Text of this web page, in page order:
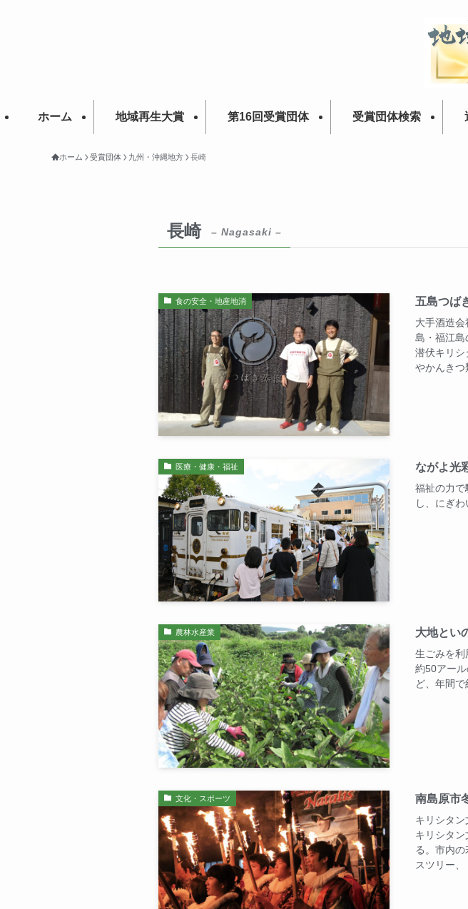
ホーム 地域再生大賞 第16回受賞団体 受賞団体検索
ホーム 受賞団体 九州・沖縄地方 長崎
長崎 – Nagasaki –
食の安全・地産地消 五島つば
大手酒造
島・福江島
潜伏キリシ
やかんきつ
医療・健康・福祉 ながよ光
福祉の力で
し、にぎわ
農林水産業 大地とい
生ごみを利
約50アー
ど、年間
文化・スポーツ 南島原市
キリシタ
キリシタ
る。市内
スツリー、